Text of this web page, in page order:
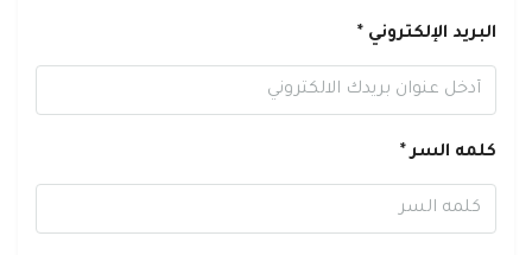
البريد الإلكتروني *
كلمه السر *